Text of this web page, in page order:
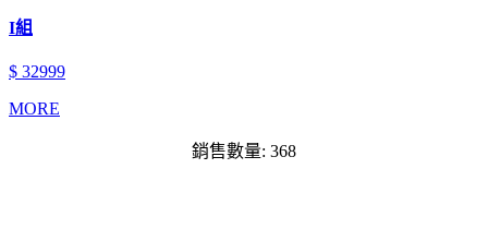
I組
$ 32999
MORE
銷售數量: 368